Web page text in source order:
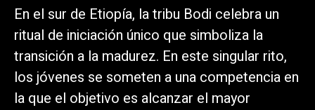
En el sur de Etiopía, la tribu Bodi celebra un
ritual de iniciación único que simboliza la
transición a la madurez. En este singular rito,
los jóvenes se someten a una competencia en
la que el objetivo es alcanzar el mayor